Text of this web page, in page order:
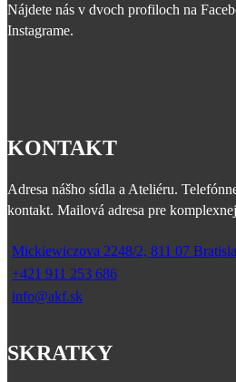
Nájdete nás v dvoch profiloch na
Instagrame.
KONTAKT
Adresa nášho sídla a Ateliéru.
kontakt. Mailová adresa pre
Mickiewiczova 2248/2, 811 07
+421 911 253 686
info@akf.sk
SKRATKY